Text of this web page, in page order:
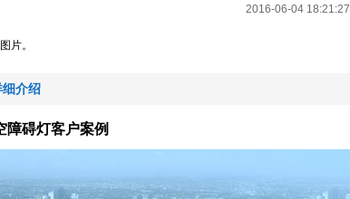
2016-06-04 18:21:27
片。
细介绍
障碍灯客户案例